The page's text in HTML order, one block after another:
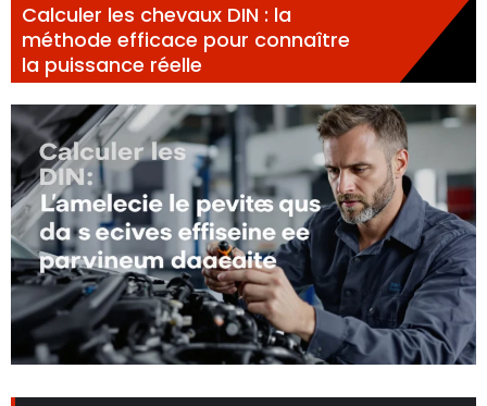
Calculer les chevaux DIN : la
méthode efficace pour connaître
la puissance réelle